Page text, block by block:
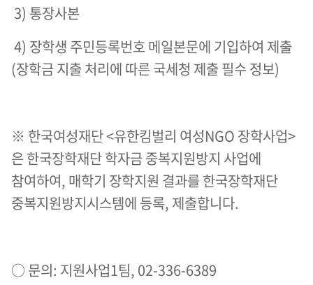
3) 통장사본
4) 장학생 주민등록번호 메일본문에 기입하여 제출
(장학금 지출 처리에 따른 국세청 제출 필수 정보)
※ 한국여성재단 <유한킴벌리 여성NGO 장학사업>
은 한국장학재단 학자금 중복지원방지 사업에
참여하여, 매학기 장학지원 결과를 한국장학재단
중복지원방지시스템에 등록, 제출합니다.
○ 문의: 지원사업1팀, 02-336-6389